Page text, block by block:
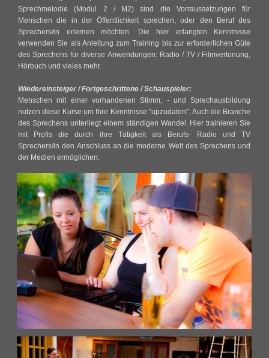
Sprechmelodie (Modul 2 / M2) sind die Vorraussetzungen für
Menschen die in der Öffentlichkeit sprechen, oder den Beruf des
Sprechers/in erlernen möchten. Die hier erlangten Kenntnisse
verwenden Sie als Anleitung zum Training bis zur erforderlichen Güte
des Sprechens für diverse Anwendungen: Radio / TV / Filmvertonung,
Hörbuch und vieles mehr.
Wiedereinsteiger / Fortgeschrittene / Schauspieler:
Menschen mit einer vorhandenen Stimm, - und Sprechausbildung
nutzen diese Kurse um Ihre Kenntnisse "upzudaten". Auch die Branche
des Sprechens unterliegt einem ständigen Wandel. Hier trainieren Sie
mit Profis die durch ihre Tätigkeit als Berufs- Radio und TV
Sprechers/in den Anschluss an die moderne Welt des Sprechens und
der Medien ermöglichen.